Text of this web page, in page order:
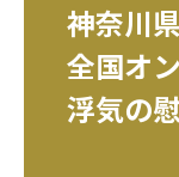
神奈川
全国オ
浮気の